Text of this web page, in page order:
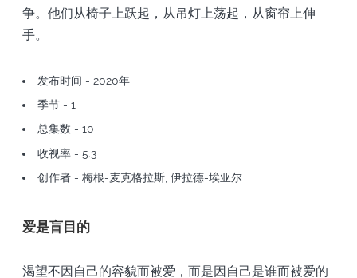
争。他们从椅子上跃起，从吊灯上荡起，从窗帘上伸
手。
发布时间 - 2020年
季节 - 1
总集数 - 10
收视率 - 5.3
创作者 - 梅根-麦克格拉斯, 伊拉德-埃亚尔
爱是盲目的
渴望不因自己的容貌而被爱，而是因自己是谁而被爱的